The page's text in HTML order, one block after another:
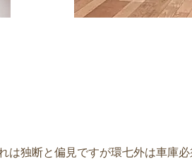
独断と偏見ですが環七外は車庫